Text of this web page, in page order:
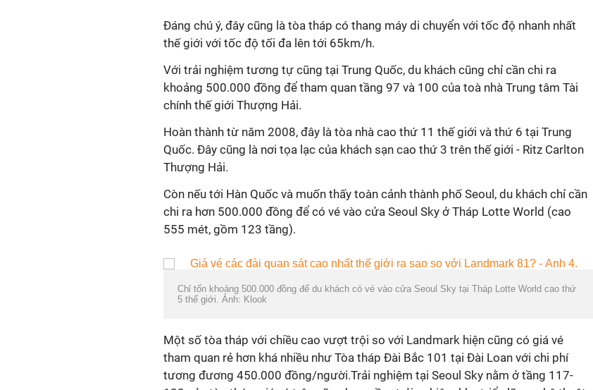
Đáng chú ý, đây cũng là tòa tháp có thang máy di chuyển với tốc độ nhanh nhất
thế giới với tốc độ tối đa lên tới 65km/h.
Với trải nghiệm tương tự cũng tại Trung Quốc, du khách cũng chỉ cần chi ra
khoảng 500.000 đồng để tham quan tầng 97 và 100 của toà nhà Trung tâm Tài
chính thế giới Thượng Hải.
Hoàn thành từ năm 2008, đây là tòa nhà cao thứ 11 thế giới và thứ 6 tại Trung
Quốc. Đây cũng là nơi tọa lạc của khách sạn cao thứ 3 trên thế giới - Ritz Carlton
Thượng Hải.
Còn nếu tới Hàn Quốc và muốn thấy toàn cảnh thành phố Seoul, du khách chỉ cần
chi ra hơn 500.000 đồng để có vé vào cửa Seoul Sky ở Tháp Lotte World (cao
555 mét, gồm 123 tầng).
Chỉ tốn khoảng 500.000 đồng để du khách có vé vào cửa Seoul Sky tại Tháp Lotte World cao thứ
5 thế giới. Ảnh: Klook
Một số tòa tháp với chiều cao vượt trội so với Landmark hiện cũng có giá vé
tham quan rẻ hơn khá nhiều như Tòa tháp Đài Bắc 101 tại Đài Loan với chi phí
tương đương 450.000 đồng/người.Trải nghiệm tại Seoul Sky nằm ở tầng 117-